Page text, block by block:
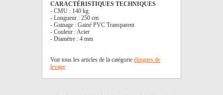
CARACTÉRISTIQUES TECHNIQUES
- CMU : 140 kg
- Longueur : 250 cm
- Gainage : Gainé PVC Transparent
- Couleur : Acier
- Diamètre : 4 mm
Voir tous les articles de la catégorie élingues de
levage